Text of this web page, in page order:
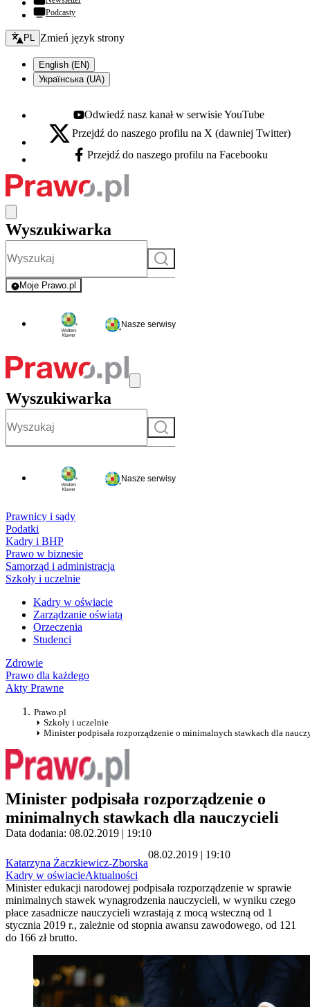
Podcasty
Zmień język - bieżący:
PL Zmień język strony
English (EN)
Українська (UA)
Youtube - otwiera się w nowej karcie
Odwiedź nasz kanał w serwisie YouTube
X - otwiera się w nowej karcie
Przejdź do naszego profilu na X (dawniej Twitter)
Facebook - otwiera się w nowej karcie
Przejdź do naszego profilu na Facebooku
Wyszukiwarka
Szukaj
Moje Prawo.pl
- rejestracja i logowanie do serwisu
Nasze serwisy
Wyszukiwarka
Szukaj
Nasze serwisy
Prawnicy i sądy
Podatki
Kadry i BHP
Prawo w biznesie
Samorząd i administracja
Szkoły i uczelnie
Kadry w oświacie
Zarządzanie oświatą
Orzeczenia
Studenci
Zdrowie
Prawo dla każdego
Akty Prawne
Prawo.pl
Szkoły i uczelnie
Minister podpisała rozporządzenie o minimalnych stawkach dla
Minister podpisała rozporządzenie o
minimalnych stawkach dla nauczycieli
Data dodania: 08.02.2019 | 19:10
Katarzyna Żaczkiewicz-Zborska
08.02.2019 | 19:10
Kadry w oświacieAktualności
Minister edukacji narodowej podpisała rozporządzenie w sprawie
minimalnych stawek wynagrodzenia nauczycieli, w wyniku czego
płace zasadnicze nauczycieli wzrastają z mocą wsteczną od 1
stycznia 2019 r., zależnie od stopnia awansu zawodowego, od 121
do 166 zł brutto.